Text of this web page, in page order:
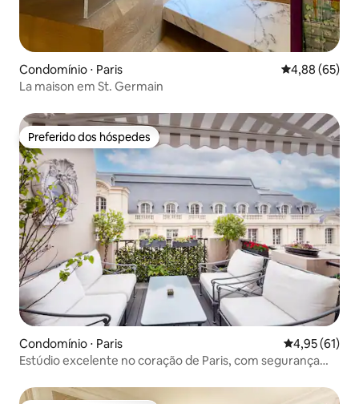
Condomínio ⋅ Paris 4,88 de uma
4,88 (65)
La maison em St. Germain
Preferido dos hóspedes
Preferido dos hóspedes
Condomínio ⋅ Paris 4,95 de uma
4,95 (61)
Estúdio excelente no coração de Paris, com segurança